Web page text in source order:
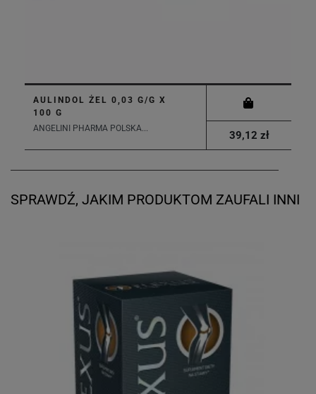
AULINDOL ŻEL 0,03 G/G X
100 G
ANGELINI PHARMA POLSKA...
39,12 zł
SPRAWDŹ, JAKIM PRODUKTOM ZAUFALI INNI